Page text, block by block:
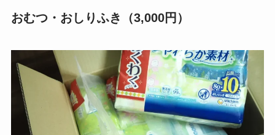
おむつ・おしりふき（3,000円）